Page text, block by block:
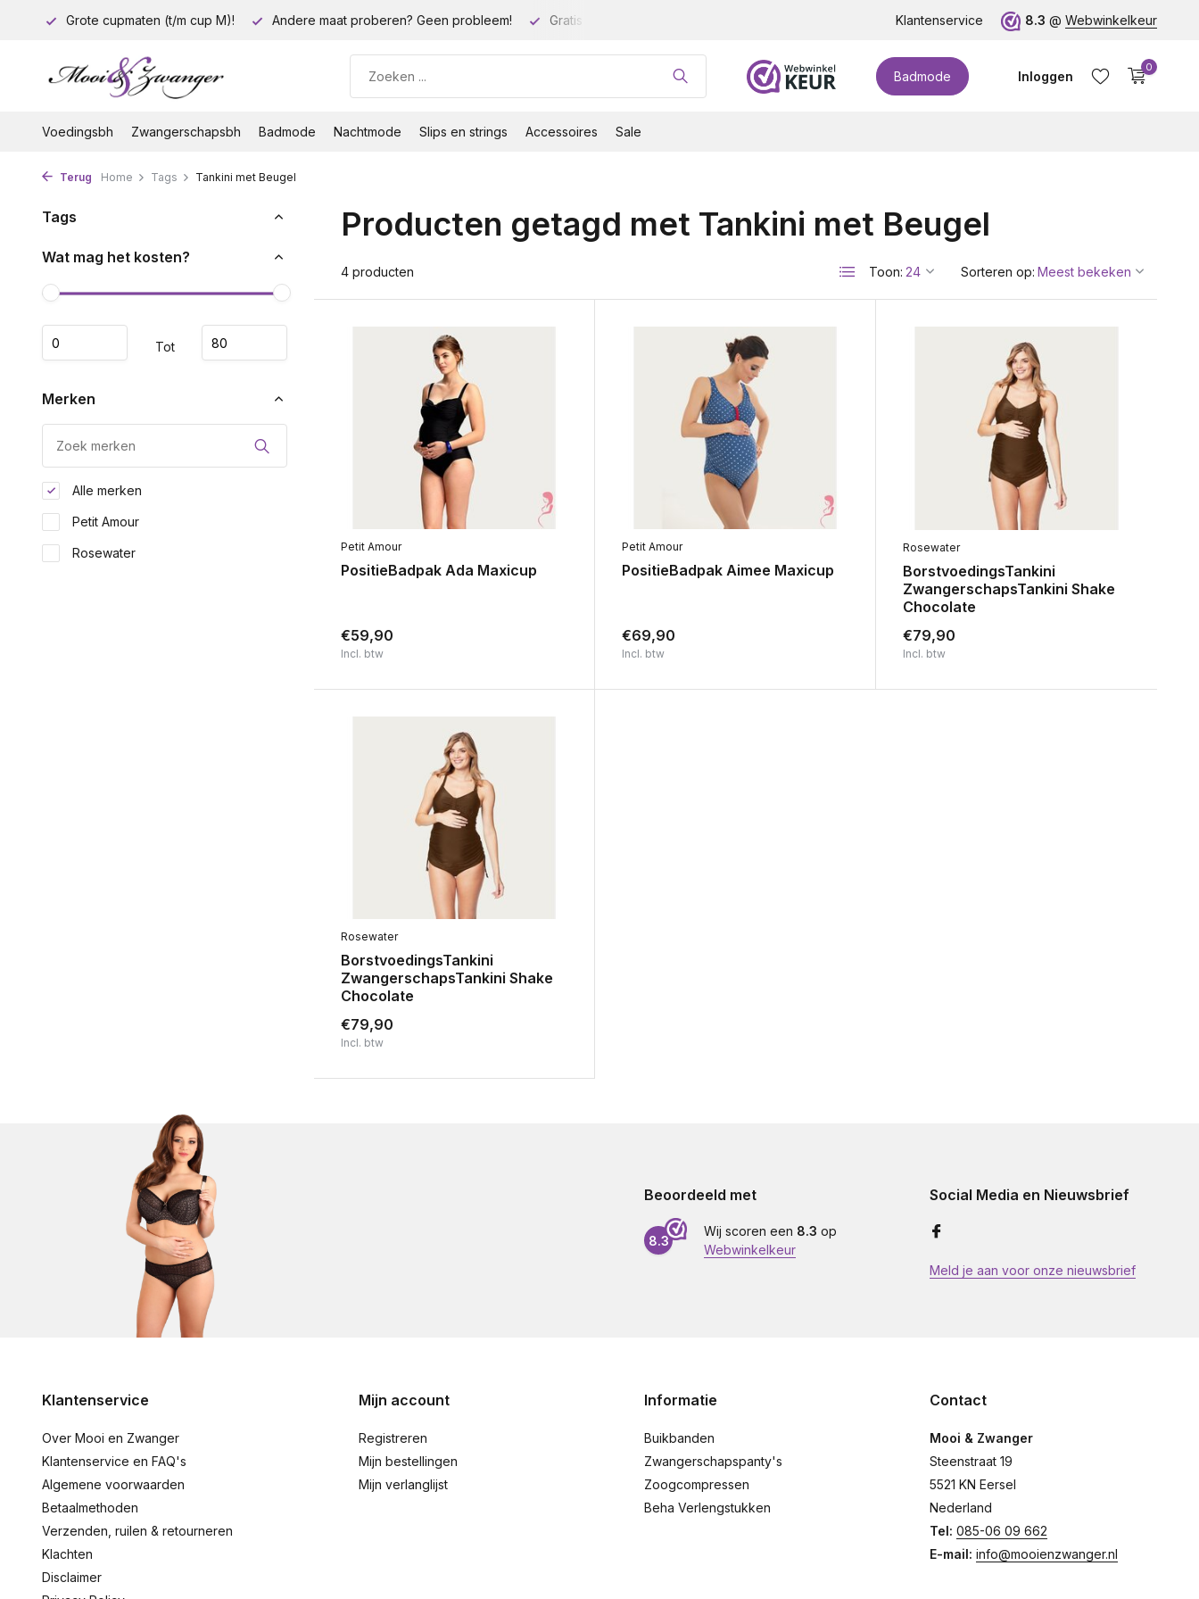
Grote cupmaten (t/m cup M)! Andere maat proberen? Geen probleem! Gratis verzending vanaf 35 euro! Grote cupmaten (t/m cup M)!
Klantenservice 8.3 @ Webwinkelkeur
Badmode Inloggen
0
Voedingsbh Zwangerschapsbh Badmode Nachtmode Slips en strings Accessoires Sale
Terug Home Tags Tankini met Beugel
Tags
Wat mag het kosten?
Tot
Merken
Alle merken
Petit Amour
Rosewater
Producten getagd met Tankini met Beugel
4 producten Toon: Sorteren op:
Petit Amour
PositieBadpak Ada Maxicup
€59,90
Incl. btw
Petit Amour
PositieBadpak Aimee Maxicup
€69,90
Incl. btw
Rosewater
BorstvoedingsTankini
ZwangerschapsTankini Shake
Chocolate
€79,90
Incl. btw
Rosewater
BorstvoedingsTankini
ZwangerschapsTankini Shake
Chocolate
€79,90
Incl. btw
Beoordeeld met
8.3
Wij scoren een 8.3 op
Webwinkelkeur
Social Media en Nieuwsbrief
Meld je aan voor onze nieuwsbrief
Klantenservice
Over Mooi en Zwanger
Klantenservice en FAQ's
Algemene voorwaarden
Betaalmethoden
Verzenden, ruilen & retourneren
Klachten
Disclaimer
Mijn account
Registreren
Mijn bestellingen
Mijn verlanglijst
Informatie
Buikbanden
Zwangerschapspanty's
Zoogcompressen
Beha Verlengstukken
Contact
Mooi & Zwanger
Steenstraat 19
5521 KN Eersel
Nederland
Tel: 085-06 09 662
E-mail: info@mooienzwanger.nl